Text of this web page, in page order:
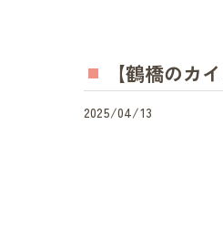
【鶴橋のカ
2025/04/13